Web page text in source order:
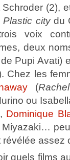
Schroder (2),
Plastic citydu
voix
deux
de Pupi Avati)
Chez les
(
ou
Dominique
Miyazaki…
révélée
quels films